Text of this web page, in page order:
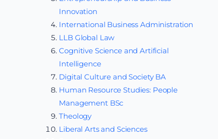
Innovation
International Business Administration
LLB Global Law
Cognitive Science and Artificial
Intelligence
Digital Culture and Society BA
Human Resource Studies: People
Management BSc
Theology
Liberal Arts and Sciences